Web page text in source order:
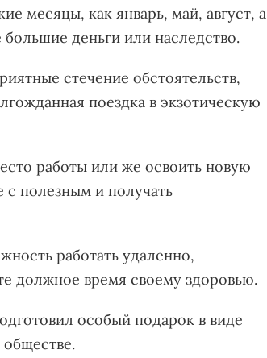
месяцы, как январь, май, август, а
деньги или наследство.
стечение обстоятельств,
поездка в экзотическую
работы или же освоить новую
полезным и получать
работать удаленно,
должное время своему здоровью.
особый подарок в виде
обществе.